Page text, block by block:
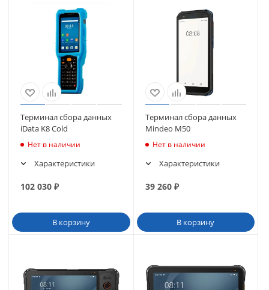
Терминал сбора данных
iData K8 Cold
Нет в наличии
Характеристики
102 030 ₽
В корзину
Терминал сбора данных
Mindeo M50
Нет в наличии
Характеристики
39 260₽
В корзину